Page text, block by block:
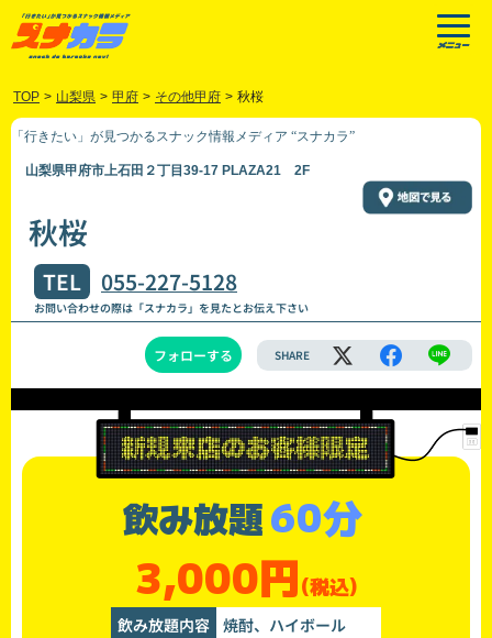
TOP > 山梨県 > 甲府 > その他甲府 > 秋桜
「行きたい」が見つかるスナック情報メディア “スナカラ”
山梨県甲府市上石田２丁目39-17 PLAZA21 2F
秋桜
TEL 055-227-5128
お問い合わせの際は「スナカラ」を見たとお伝え下さい
フォローする SHARE
飲み放題60分
3,000円(税込)
飲み放題内容 焼酎、ハイボール